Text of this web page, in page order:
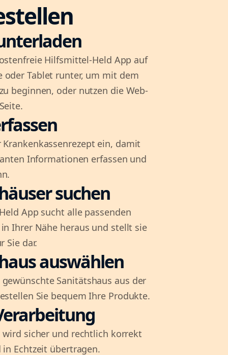
Hilfsmittel-Held App auf
oder Tablet runter, um mit dem
beginnen, oder nutzen die Web-
Krankenkassenrezept ein, damit
Informationen erfassen und
suchen
App sucht alle passenden
Ihrer Nähe heraus und stellt sie
Sie dar.
auswählen
gewünschte Sanitätshaus aus der
Sie bequem Ihre Produkte.
sicher und rechtlich korrekt
Echtzeit übertragen.